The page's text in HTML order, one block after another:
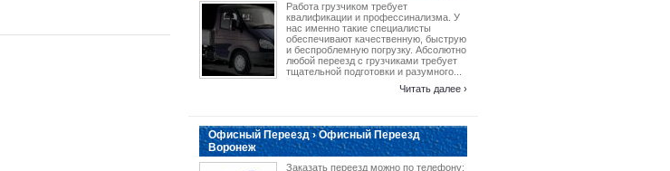
Работа грузчиком требует
квалификации и профессинализма. У
нас именно такие специалисты
обеспечивают качественную, быструю
и беспроблемную погрузку. Абсолютно
любой переезд с грузчиками требует
тщательной подготовки и разумного...
Читать далее ›
Офисный Переезд › Офисный Переезд
Воронеж
Заказать переезд можно по телефону: